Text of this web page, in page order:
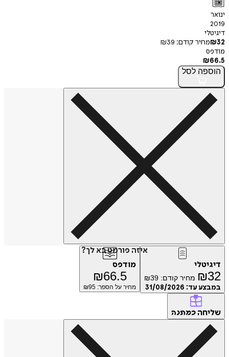
ינואר
2019
דיגיטלי
₪32 מחיר קודם: ₪39
מודפס
₪66.5
הוספה לסל
איזה פורמט בא לך?
דיגיטלי
₪32 מחיר קודם: ₪39
במבצע עד: 31/08/2026
מודפס
₪66.5
מחיר על הספר: ₪ 95
שליחה כמתנה